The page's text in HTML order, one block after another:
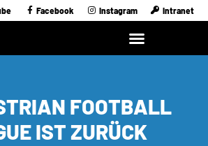
Facebook Instagram Intranet
FOOTBALL
IST ZURÜCK